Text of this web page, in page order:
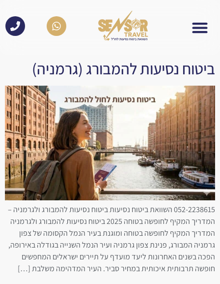
ביטוח נסיעות להמבורג (גרמניה)
052-2238615 השוואת ביטוח נסיעות ביטוח נסיעות להמבורג ולגרמניה –
המדריך המקיף לחופשה בטוחה 2025 ביטוח נסיעות להמבורג ולגרמניה
המדריך המקיף לחופשה בטוחה ומוגנת בעיר הנמל הקסומה של צפון
גרמניה המבורג, פנינת צפון גרמניה ועיר הנמל השנייה בגודלה באירופה,
הפכה בשנים האחרונות ליעד מועדף על תיירים ישראלים המחפשים
חופשה תרבותית איכותית במחיר סביר. העיר המדהימה משלבת […]